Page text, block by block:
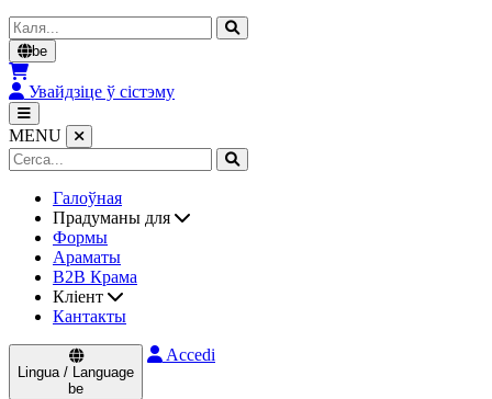
Cerca
be
Увайдзіце ў сістэму
MENU
Галоўная
Прадуманы для
Формы
Араматы
B2B Крама
Кліент
Кантакты
Lingua / Language
be
Accedi